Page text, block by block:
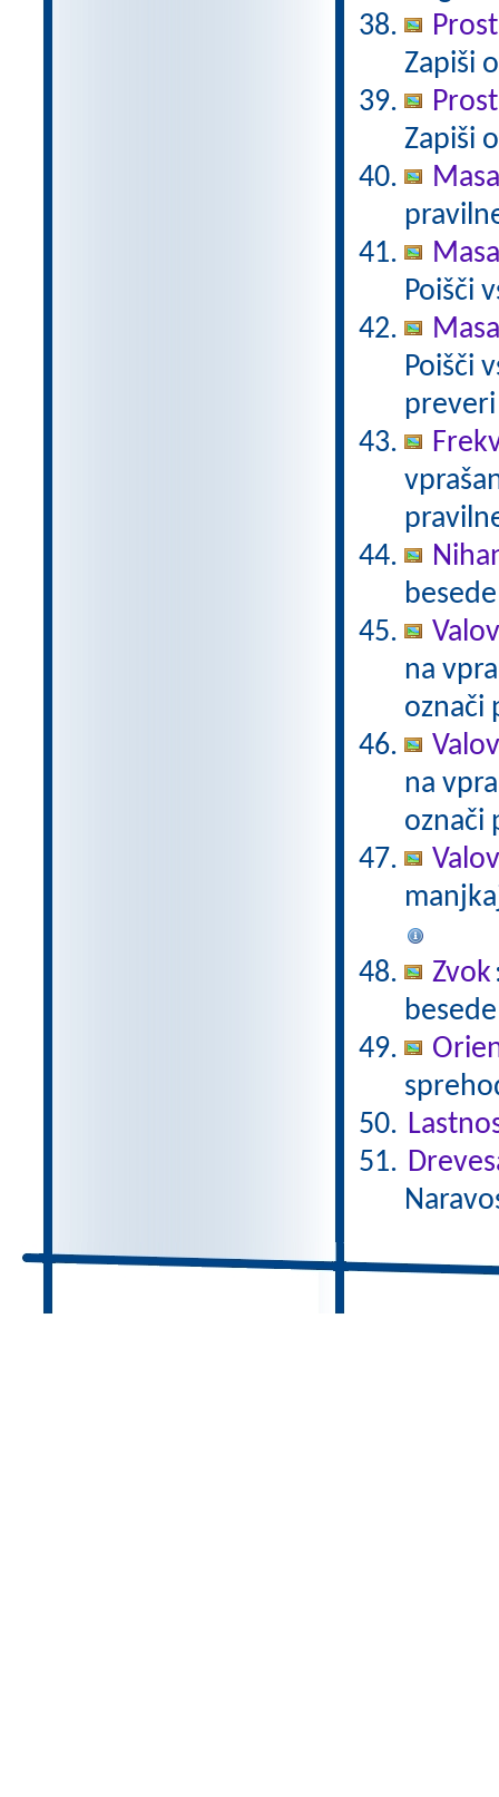
Zapiši
Zapiši
Poišči
Poišči
na
označi
na
označi
Zvok